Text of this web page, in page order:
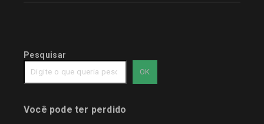
Pesquisar
OK
Você pode ter perdido